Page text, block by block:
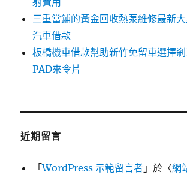
三重當鋪的黃金回收熱泵維修最新
汽車借款
板橋機車借款幫助新竹免留車選擇
PAD來令片
近期留言
「WordPress 示範留言者 」於〈網